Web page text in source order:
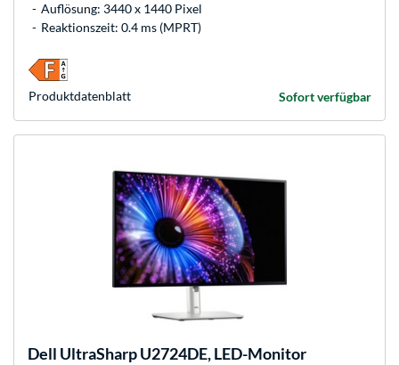
Auflösung: 3440 x 1440 Pixel
Reaktionszeit: 0.4 ms (MPRT)
Sofort verfügbar
Produkt­datenblatt
Dell UltraSharp U2724DE, LED-Monitor